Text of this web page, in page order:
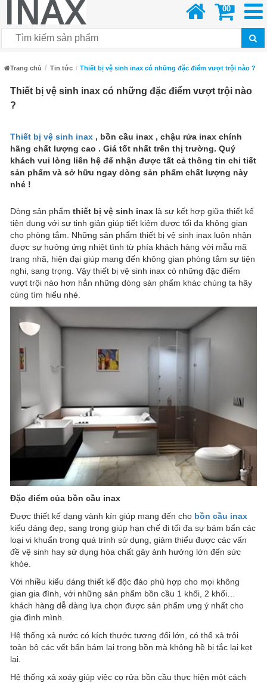
00
Trang chủ Tin tức Thiết bị vệ sinh inax có những đặc điểm vượt trội nào ?
Thiết bị vệ sinh inax có những đặc điểm vượt trội nào
?
Thiết bị vệ sinh inax , bồn cầu inax , chậu rửa inax chính
hãng chất lượng cao . Giá tốt nhất trên thị trường. Quý
khách vui lòng liên hệ để nhận được tất cả thông tin chi tiết
sản phẩm và sở hữu ngay dòng sản phẩm chất lượng này
nhé !
Dòng sản phẩm thiết bị vệ sinh inax là sự kết hợp giữa thiết kế
tiện dụng với sự tinh giản giúp tiết kiệm được tối đa không gian
cho phòng tắm. Những sản phẩm thiết bị vệ sinh inax luôn nhận
được sự hưởng ứng nhiệt tình từ phía khách hàng với mẫu mã
trang nhã, hiện đại giúp mang đến không gian phòng tắm sự tiện
nghi, sang trọng. Vậy thiết bị vệ sinh inax có những đặc điểm
vượt trội nào hơn hẳn những dòng sản phẩm khác chúng ta hãy
cùng tìm hiểu nhé.
Đặc điểm của bồn cầu inax
Được thiết kế dạng vành kín giúp mang đến cho bồn cầu inax
kiểu dáng đẹp, sang trọng giúp hạn chế đi tối đa sự bám bẩn các
loại vi khuẩn trong quá trình sử dụng, giảm thiểu được các vấn
đề vệ sinh hay sử dụng hóa chất gây ảnh hưởng lớn đến sức
khỏe.
Với nhiều kiểu dáng thiết kế độc đáo phù hợp cho mọi không
gian gia đình, với những sản phẩm bồn cầu 1 khối, 2 khối…
khách hàng dễ dàng lựa chọn được sản phẩm ưng ý nhất cho
gia đình mình.
Hệ thống xả nước có kích thước tương đối lớn, có thể xả trôi
toàn bộ các vết bẩn bám lại trong bồn mà không hề bị tắc lại kẹt
lại.
Hệ thống xả xoáy giúp việc cọ rửa bồn cầu thực hiện một cách